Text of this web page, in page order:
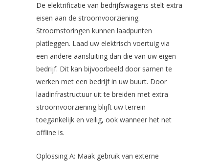
De elektrificatie van bedrijfswagens stelt extra
eisen aan de stroomvoorziening.
Stroomstoringen kunnen laadpunten
platleggen. Laad uw elektrisch voertuig via
een andere aansluiting dan die van uw eigen
bedrijf. Dit kan bijvoorbeeld door samen te
werken met een bedrijf in uw buurt. Door
laadinfrastructuur uit te breiden met extra
stroomvoorziening blijft uw terrein
toegankelijk en veilig, ook wanneer het net
offline is.
Oplossing A: Maak gebruik van externe